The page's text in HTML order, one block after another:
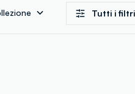
Tutti i filtri